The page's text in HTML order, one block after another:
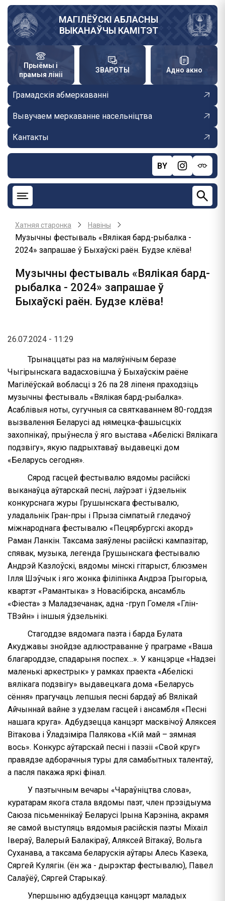
Skip
main
content
МАГІЛЁЎСКІ АБЛАСНЫ
ВЫКАНАЎЧЫ КАМІТЭТ
Прыёмы і
прамыя лініі
ЗВАРОТЫ Адно акно
Грамадскія абмеркаванні
Вывучаем меркаванне насельніцтва
Кантакты
BY
Хатняя старонка Навiны
Музычны фестываль «Вялікая бард-рыбалка -
2024» запрашае ў Быхаўскі раён. Будзе клёва!
Музычны фестываль «Вялікая бард-
рыбалка - 2024» запрашае ў
Быхаўскі раён. Будзе клёва!
26.07.2024 - 11:29
Трынаццаты раз на маляўнічым беразе
Чыгірынскага вадасховішча ў Быхаўскім раёне
Магілёўскай вобласці з 26 па 28 ліпеня праходзіць
музычны фестываль «Вялікая бард-рыбалка».
Асаблівыя ноты, сугучныя са святкаваннем 80-годдзя
вызвалення Беларусі ад нямецка-фашысцкіх
захопнікаў, прыўнесла ў яго выстава «Абеліскі Вялікага
подзвігу», якую падрыхтаваў выдавецкі дом
«Беларусь сегодня».
Сярод гасцей фестывалю вядомы расійскі
выканаўца аўтарскай песні, лаўрэат і ўдзельнік
конкурснага журы Грушынскага фестывалю,
уладальнік Гран-пры і Прыза сімпатый гледачоў
міжнароднага фестывалю «Пецярбургскі акорд»
Раман Ланкін. Таксама заяўлены расійскі кампазітар,
спявак, музыка, легенда Грушынскага фестывалю
Андрэй Казлоўскі, вядомы мінскі гітарыст, блюзмен
Ілля Шэўчык і яго жонка філіпінка Андрэа Грыгорыа,
квартэт «Рамантыка» з Новасібірска, ансамбль
«Фіеста» з Маладзечанак, адна -груп Гомеля «Глін-
ТВэйн» і іншыя ўдзельнікі.
Стагоддзе вядомага паэта і барда Булата
Акуджавы знойдзе адлюстраванне ў праграме «Ваша
благароддзе, спадарыня поспех…». У канцэрце «Надзеі
маленькі аркестрык» у рамках праекта «Абеліскі
вялікага подзвігу» выдавецкага дома «Беларусь
сёння» прагучаць лепшыя песні бардаў аб Вялікай
Айчыннай вайне з удзелам гасцей і ансамбля «Песні
нашага круга». Адбудзецца канцэрт масквічоў Аляксея
Вітакова і Ўладзіміра Палякова «Кій май – зямная
вось». Конкурс аўтарскай песні і паэзіі «Свой круг»
правядзе адборачныя туры для самабытных талентаў,
а пасля пакажа яркі фінал.
У паэтычным вечары «Чараўніцтва слова»,
куратарам якога стала вядомы паэт, член прэзідыума
Саюза пісьменнікаў Беларусі Ірына Карэніна, акрамя
яе самой выступяць вядомыя расійскія паэты Міхаіл
Івераў, Валерый Балакіраў, Аляксей Вітакаў, Вольга
Суханава, а таксама беларускія аўтары Алесь Казека,
Сяргей Кулягін. (ён жа - дырэктар фестывалю), Павел
Салаўёў, Сяргей Старыкаў.
Упершыню адбудзецца канцэрт маладых